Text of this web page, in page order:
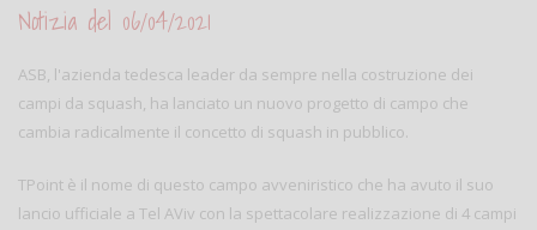
Notizia del 06/04/2021
ASB, l'azienda tedesca leader da sempre nella costruzione dei
campi da squash, ha lanciato un nuovo progetto di campo che
cambia radicalmente il concetto di squash in pubblico.
TPoint è il nome di questo campo avveniristico che ha avuto il suo
lancio ufficiale a Tel AViv con la spettacolare realizzazione di 4 campi